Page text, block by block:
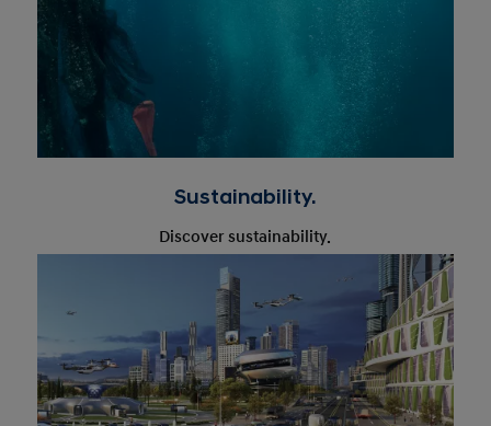
Sustainability.
Discover sustainability.